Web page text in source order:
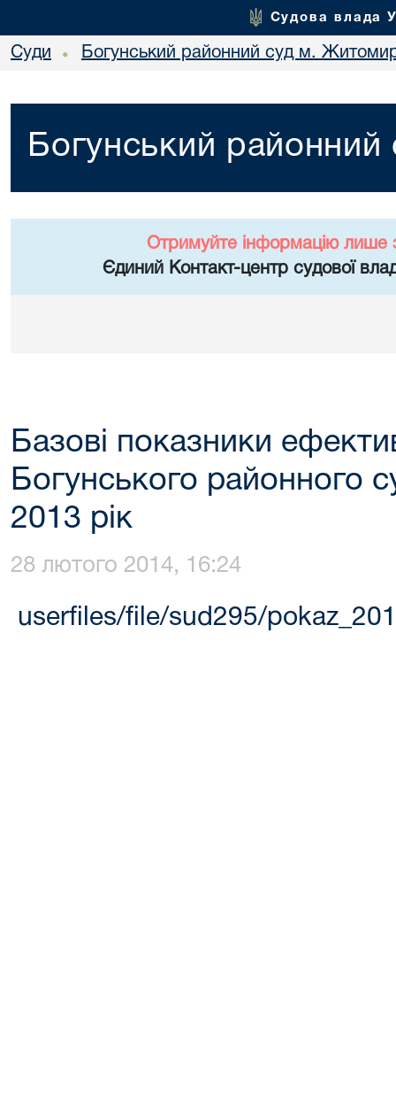
Судова влада
Суди • Богунський районний суд м.
Богунський
Отримуйте інформацію лише
Єдиний Контакт-центр судової
Базові показники
Богунського районного
2013 рік
28 лютого 2014, 16:24
userfiles/file/sud295/